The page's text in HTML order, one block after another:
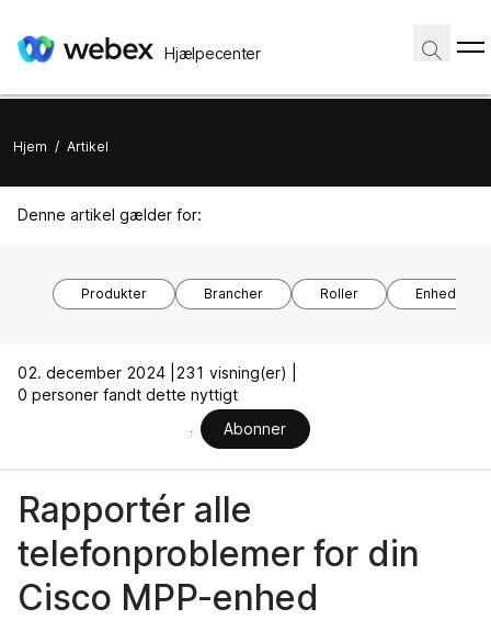
Hjælpecenter
Hjem / Artikel
Denne artikel gælder for:
Produkter Brancher Roller
02. december 2024 |
231 visning(er) |
0 personer fandt dette nyttigt
Abonner
Rapportér alle
telefonproblemer for din
Cisco MPP-enhed